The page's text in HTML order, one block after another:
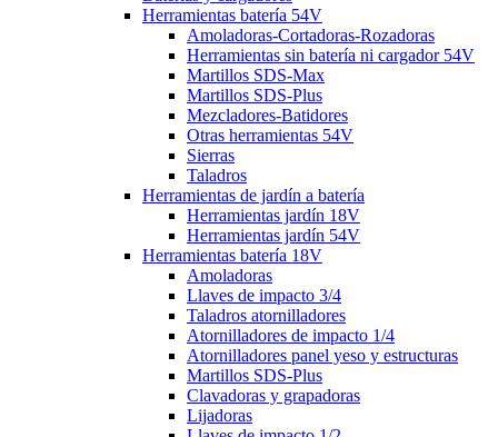
Herramientas batería 54V
Amoladoras-Cortadoras-Rozadoras
Herramientas sin batería ni cargador 54V
Martillos SDS-Max
Martillos SDS-Plus
Mezcladores-Batidores
Otras herramientas 54V
Sierras
Taladros
Herramientas de jardín a batería
Herramientas jardín 18V
Herramientas jardín 54V
Herramientas batería 18V
Amoladoras
Llaves de impacto 3/4
Taladros atornilladores
Atornilladores de impacto 1/4
Atornilladores panel yeso y estructuras
Martillos SDS-Plus
Clavadoras y grapadoras
Lijadoras